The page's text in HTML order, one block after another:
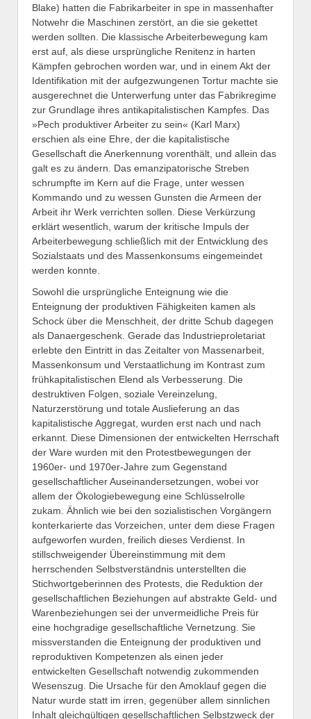
Blake) hatten die Fabrikarbeiter in spe in massenhafter
Notwehr die Maschinen zerstört, an die sie gekettet
werden sollten. Die klassische Arbeiterbewegung kam
erst auf, als diese ursprüngliche Renitenz in harten
Kämpfen gebrochen worden war, und in einem Akt der
Identifikation mit der aufgezwungenen Tortur machte sie
ausgerechnet die Unterwerfung unter das Fabrikregime
zur Grundlage ihres antikapitalistischen Kampfes. Das
»Pech produktiver Arbeiter zu sein« (Karl Marx)
erschien als eine Ehre, der die kapitalistische
Gesellschaft die Anerkennung vorenthält, und allein das
galt es zu ändern. Das emanzipatorische Streben
schrumpfte im Kern auf die Frage, unter wessen
Kommando und zu wessen Gunsten die Armeen der
Arbeit ihr Werk verrichten sollen. Diese Verkürzung
erklärt wesentlich, warum der kritische Impuls der
Arbeiterbewegung schließlich mit der Entwicklung des
Sozialstaats und des Massenkonsums eingemeindet
werden konnte.
Sowohl die ursprüngliche Enteignung wie die
Enteignung der produktiven Fähigkeiten kamen als
Schock über die Menschheit, der dritte Schub dagegen
als Danaergeschenk. Gerade das Industrieproletariat
erlebte den Eintritt in das Zeitalter von Massenarbeit,
Massenkonsum und Verstaatlichung im Kontrast zum
frühkapitalistischen Elend als Verbesserung. Die
destruktiven Folgen, soziale Vereinzelung,
Naturzerstörung und totale Auslieferung an das
kapitalistische Aggregat, wurden erst nach und nach
erkannt. Diese Dimensionen der entwickelten Herrschaft
der Ware wurden mit den Protestbewegungen der
1960er- und 1970er-Jahre zum Gegenstand
gesellschaftlicher Auseinandersetzungen, wobei vor
allem der Ökologiebewegung eine Schlüsselrolle
zukam. Ähnlich wie bei den sozialistischen Vorgängern
konterkarierte das Vorzeichen, unter dem diese Fragen
aufgeworfen wurden, freilich dieses Verdienst. In
stillschweigender Übereinstimmung mit dem
herrschenden Selbstverständnis unterstellten die
Stichwortgeberinnen des Protests, die Reduktion der
gesellschaftlichen Beziehungen auf abstrakte Geld- und
Warenbeziehungen sei der unvermeidliche Preis für
eine hochgradige gesellschaftliche Vernetzung. Sie
missverstanden die Enteignung der produktiven und
reproduktiven Kompetenzen als einen jeder
entwickelten Gesellschaft notwendig zukommenden
Wesenszug. Die Ursache für den Amoklauf gegen die
Natur wurde statt im irren, gegenüber allem sinnlichen
Inhalt gleichgültigen gesellschaftlichen Selbstzweck der